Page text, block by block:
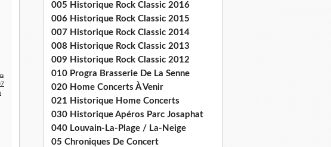
005 Historique Rock Classic 2016
006 Historique Rock Classic 2015
007 Historique Rock Classic 2014
008 Historique Rock Classic 2013
009 Historique Rock Classic 2012
010 Progra Brasserie De La Senne
020 Home Concerts À Venir
021 Historique Home Concerts
030 Historique Apéros Parc Josaphat
040 Louvain-La-Plage / La-Neige
05 Chroniques De Concert